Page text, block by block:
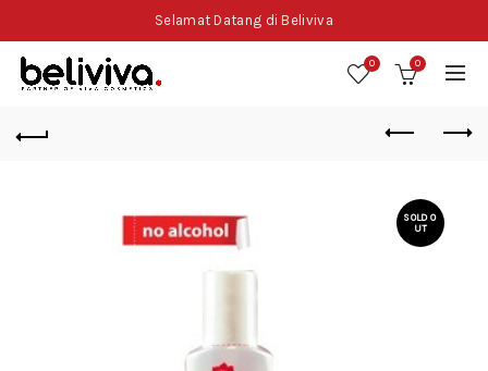
Selamat Datang di Beliviva
0 0
SOLD O
UT